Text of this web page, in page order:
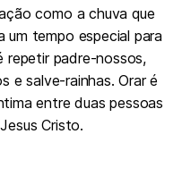
como a chuva que
tempo especial para
repetir padre-nossos,
e salve-rainhas. Orar é
entre duas pessoas
Cristo.